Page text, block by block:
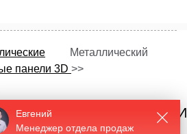
Металлический
панели 3D >>
ПРОДУКЦИИ
Евгений
Менеджер отдела продаж